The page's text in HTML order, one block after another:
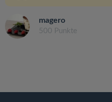
magero
500 Punkte